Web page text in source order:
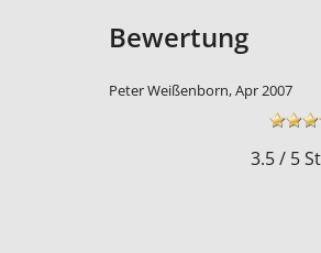
Bewertung
Peter Weißenborn, Apr 2007
3.5 / 5